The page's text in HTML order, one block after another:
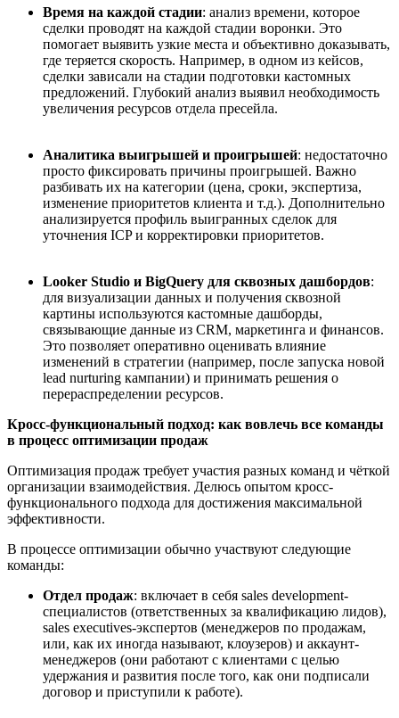
Время на каждой стадии: анализ времени, которое
сделки проводят на каждой стадии воронки. Это
помогает выявить узкие места и объективно доказывать,
где теряется скорость. Например, в одном из кейсов,
сделки зависали на стадии подготовки кастомных
предложений. Глубокий анализ выявил необходимость
увеличения ресурсов отдела пресейла.
Аналитика выигрышей и проигрышей: недостаточно
просто фиксировать причины проигрышей. Важно
разбивать их на категории (цена, сроки, экспертиза,
изменение приоритетов клиента и т.д.). Дополнительно
анализируется профиль выигранных сделок для
уточнения ICP и корректировки приоритетов.
Looker Studio и BigQuery для сквозных дашбордов:
для визуализации данных и получения сквозной
картины используются кастомные дашборды,
связывающие данные из CRM, маркетинга и финансов.
Это позволяет оперативно оценивать влияние
изменений в стратегии (например, после запуска новой
lead nurturing кампании) и принимать решения о
перераспределении ресурсов.
Кросс-функциональный подход: как вовлечь все команды
в процесс оптимизации продаж
Оптимизация продаж требует участия разных команд и чёткой
организации взаимодействия. Делюсь опытом кросс-
функционального подхода для достижения максимальной
эффективности.
В процессе оптимизации обычно участвуют следующие
команды:
Отдел продаж: включает в себя sales development-
специалистов (ответственных за квалификацию лидов),
sales executives-экспертов (менеджеров по продажам,
или, как их иногда называют, клоузеров) и аккаунт-
менеджеров (они работают с клиентами с целью
удержания и развития после того, как они подписали
договор и приступили к работе).